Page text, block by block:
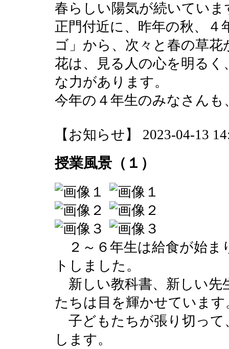
春らしい陽気が続いていま
正門付近に、昨年の秋、
ゴ」から、次々と春の草
花は、見る人の心を明る
な力があります。
今年の４年生のみなさん
【お知らせ】 2023-04-13
授業風景（１）
２～６年生は給食が始ま
トしました。
新しい教科書、新しい先
たちは目を輝かせています
子どもたちが張り切って
します。